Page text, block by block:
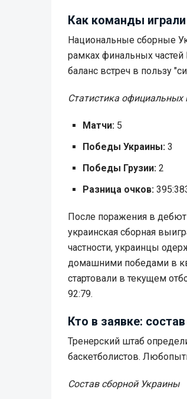
Как команды
Национальные сборные
рамках финальных
баланс встреч в пользу
Статистика официальных
Матчи: 5
Победы Украины: 3
Победы Грузии: 2
Разница очков:
После поражения в
украинская сборная
частности, украинцы
домашними победами в
стартовали в текущем
92:79.
Кто в заявке:
Тренерский штаб
баскетболистов.
Состав сборной Украины